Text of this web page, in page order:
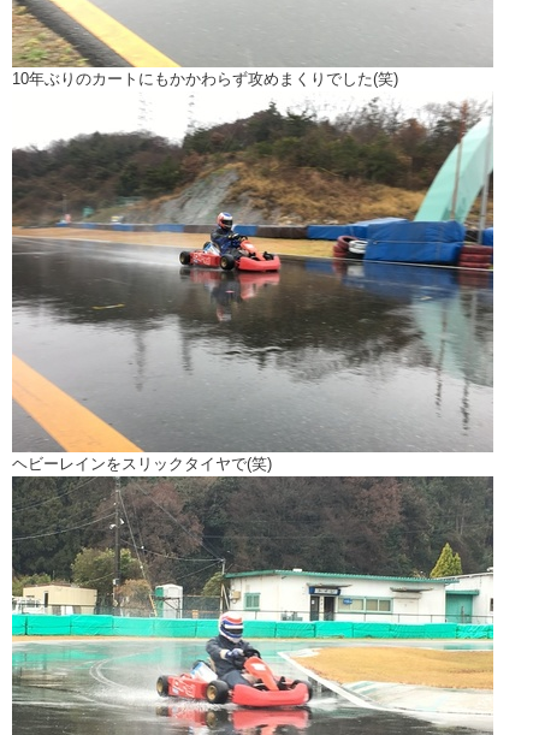
10年ぶりのカートにもかかわらず攻めまくりでした(笑)
ヘビーレインをスリックタイヤで(笑)